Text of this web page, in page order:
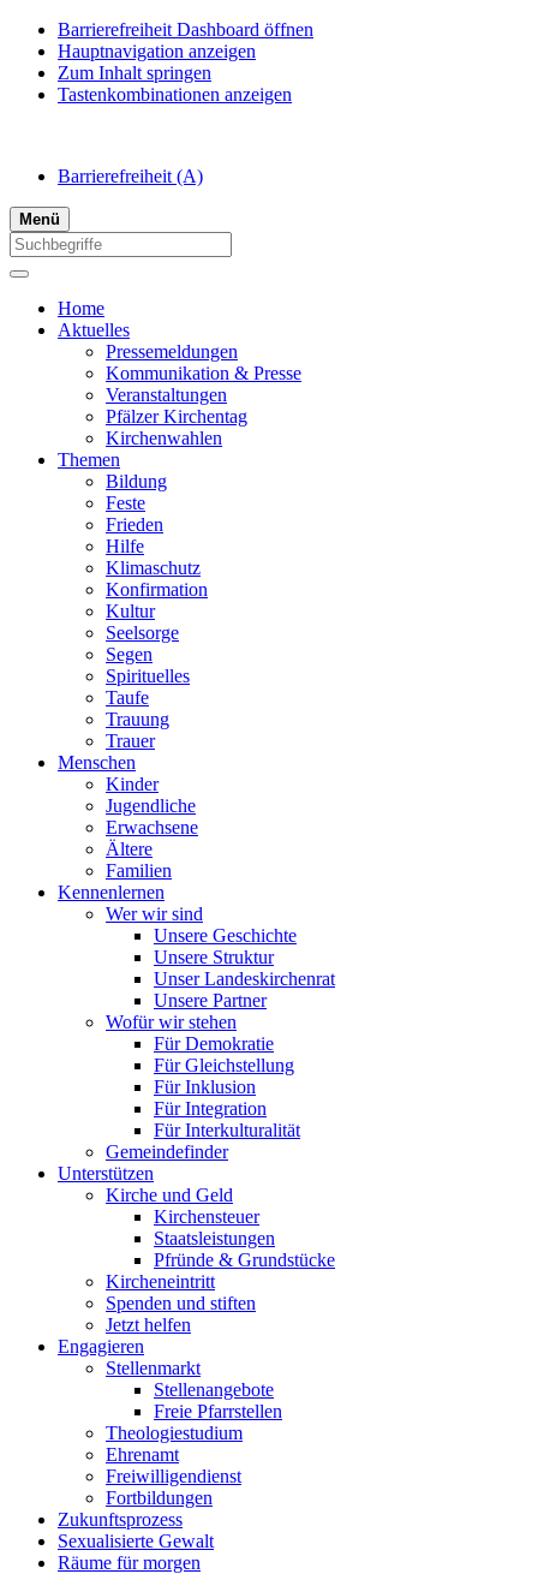
Barrierefreiheit Dashboard öffnen
Hauptnavigation anzeigen
Zum Inhalt springen
Tastenkombinationen anzeigen
Barrierefreiheit (A)
Menü
Home
Aktuelles
Pressemeldungen
Kommunikation & Presse
Veranstaltungen
Pfälzer Kirchentag
Kirchenwahlen
Themen
Bildung
Feste
Frieden
Hilfe
Klimaschutz
Konfirmation
Kultur
Seelsorge
Segen
Spirituelles
Taufe
Trauung
Trauer
Menschen
Kinder
Jugendliche
Erwachsene
Ältere
Familien
Kennenlernen
Wer wir sind
Unsere Geschichte
Unsere Struktur
Unser Landeskirchenrat
Unsere Partner
Wofür wir stehen
Für Demokratie
Für Gleichstellung
Für Inklusion
Für Integration
Für Interkulturalität
Gemeindefinder
Unterstützen
Kirche und Geld
Kirchensteuer
Staatsleistungen
Pfründe & Grundstücke
Kircheneintritt
Spenden und stiften
Jetzt helfen
Engagieren
Stellenmarkt
Stellenangebote
Freie Pfarrstellen
Theologiestudium
Ehrenamt
Freiwilligendienst
Fortbildungen
Zukunftsprozess
Sexualisierte Gewalt
Räume für morgen